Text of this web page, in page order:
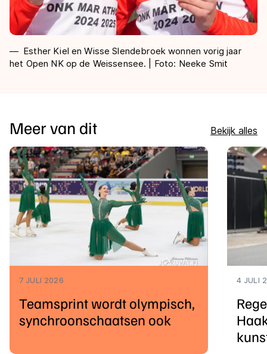
Esther Kiel en Wisse Slendebroek wonnen vorig jaar
het Open NK op de Weissensee. | Foto: Neeke Smit
Meer van dit Bekijk alles
7 JULI 2026
Teamsprint wordt olympisch,
synchroonschaatsen ook
4 JULI